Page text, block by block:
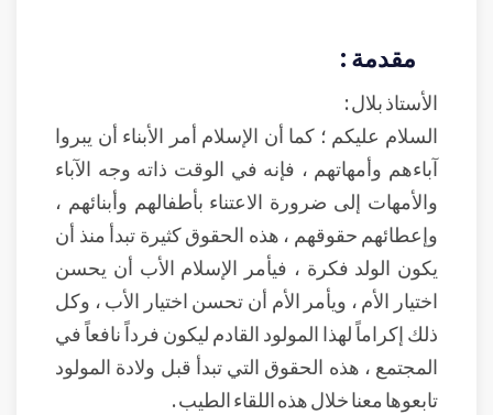
مقدمة :
الأستاذ بلال :
السلام عليكم ؛ كما أن الإسلام أمر الأبناء أن يبروا
آباءهم وأمهاتهم ، فإنه في الوقت ذاته وجه الآباء
والأمهات إلى ضرورة الاعتناء بأطفالهم وأبنائهم ،
وإعطائهم حقوقهم ، هذه الحقوق كثيرة تبدأ منذ أن
يكون الولد فكرة ، فيأمر الإسلام الأب أن يحسن
اختيار الأم ، ويأمر الأم أن تحسن اختيار الأب ، وكل
ذلك إكراماً لهذا المولود القادم ليكون فرداً نافعاً في
المجتمع ، هذه الحقوق التي تبدأ قبل ولادة المولود
تابعوها معنا خلال هذه اللقاء الطيب .